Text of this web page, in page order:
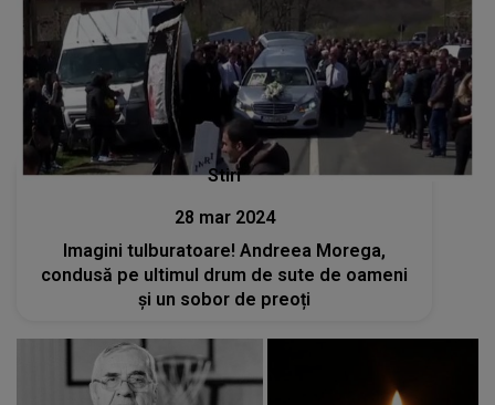
Stiri
28 mar 2024
Imagini tulburatoare! Andreea Morega,
condusă pe ultimul drum de sute de oameni
și un sobor de preoți